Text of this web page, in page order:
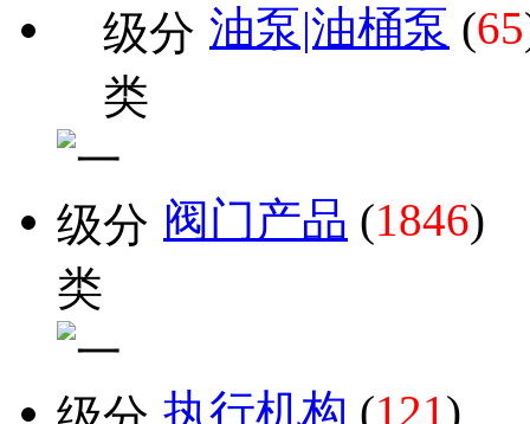
油泵|油桶泵 (65
阀门产品 (1846)
执行机构 (121)